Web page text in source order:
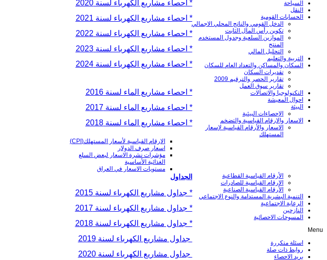
* احصاء مشاريع الكهرباء لسنة 2020
* احصاء مشاريع الكهرباء لسنة 2021
* احصاء مشاريع الكهرباء لسنة 2022
* احصاء مشاريع الكهرباء لسنة 2023
* احصاء مشاريع الكهرباء لسنة 2024
* احصاء مشاريع الماء لسنة 2016
* احصاء مشاريع الماء لسنة 2017
* احصاء مشاريع الماء لسنة 2018
الجداول
* جداول مشاريع الكهرباء لسنة 2015
* جداول مشاريع الكهرباء لسنة 2017
* جداول مشاريع الكهرباء لسنة 2018
جداول مشاريع الكهرباء لسنة 2019
جداول مشاريع الكهرباء لسنة 2020
السياحة
النقل
الحسابات القومية
الدخل القومي والناتج المحلي الاجمالي
تكوين رأس المال الثابت
الموازين السلعية وجدول المستخدم
المنتج
التحليل المالي
التربية والتعليم
السكان والمساكن والتعداد العام للسكان
تقديرات السكان
تقارير الحصر والترقيم 2009
تقارير سوق العمل
التكنولوجيا والاتصالات
احوال المعيشة
البيئة
الإحصاءات البيئية
الاسعار والارقام القياسية والتضخم
الاسعار والأرقام القياسية لإسعار
المستهلك
الارقام القياسية لأسعار المستهلك(CPI)
اسعار صرف الدولار
مؤشرات نشرة الاسعار لبعض السلع
الغذائیة الأساسیة
مستويات الاسعار في العراق
الأرقام القياسية القطاعية
الارقام القياسية للصادرات
الأرقام القياسية الصناعية
التنمية البشرية المستدامة والنوع الاجتماعي
الرعاية الاجتماعية
النازحين
المسوحات الاحصائية
Menu
اسئلة متكررة
روابط ذات صلة
بريد الاحصاء